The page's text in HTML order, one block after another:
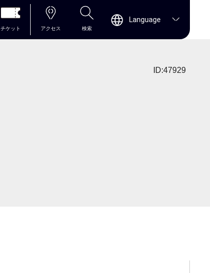
チケット アクセス 検索
Language
ID:47929